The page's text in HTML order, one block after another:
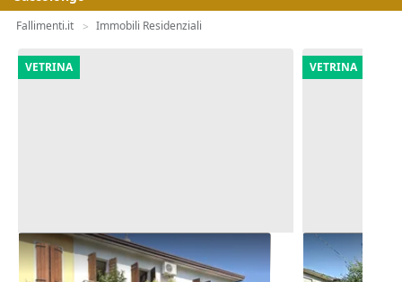
Fallimenti.it > Immobili Residenziali
VETRINA
Asta Abitazione cielo terra con
cortile e cantina
VETRINA
Asta Casa